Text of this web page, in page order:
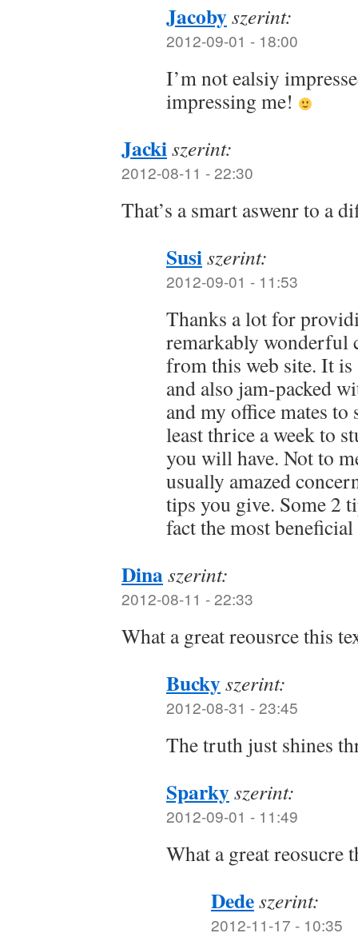
Jacobyszerint:
2012-09-01 - 18:00
I’m not ealsiy
impressing me!
Jackiszerint:
2012-08-11 - 22:30
That’s a smart aswenr to a
Susiszerint:
2012-09-01 - 11:53
Thanks a lot for
remarkably wonderful
from this web site. It
and also jam-packed
and my office mates to
least thrice a week to
you will have. Not to
usually amazed
tips you give. Some 2
fact the most
Dinaszerint:
2012-08-11 - 22:33
What a great reousrce this
Buckyszerint:
2012-08-31 - 23:45
The truth just shines
Sparkyszerint:
2012-09-01 - 11:49
What a great reosucre
Dedeszerint:
2012-11-17 - 10:35